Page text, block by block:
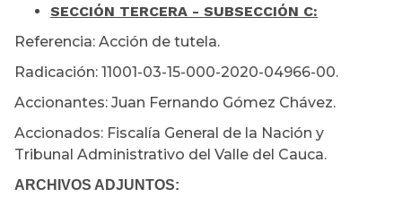
SECCIÓN TERCERA - SUBSECCIÓN C:
Referencia: Acción de tutela.
Radicación: 11001-03-15-000-2020-04966-00.
Accionantes: Juan Fernando Gómez Chávez.
Accionados: Fiscalía General de la Nación y
Tribunal Administrativo del Valle del Cauca.
ARCHIVOS ADJUNTOS: